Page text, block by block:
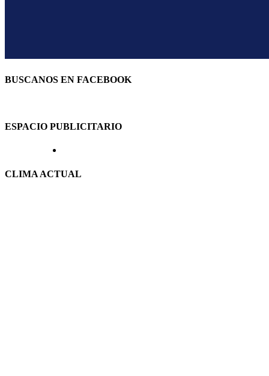
BUSCANOS EN FACEBOOK
ESPACIO PUBLICITARIO
CLIMA ACTUAL